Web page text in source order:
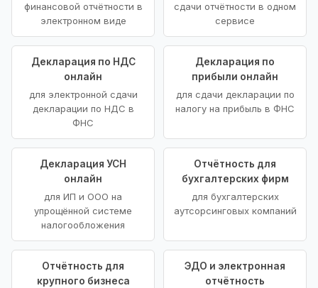
финансовой отчётности в
электронном виде
сдачи отчётности в одном
сервисе
Декларация по НДС
онлайн
для электронной сдачи
декларации по НДС в
ФНС
Декларация по
прибыли онлайн
для сдачи декларации по
налогу на прибыль в ФНС
Декларация УСН
онлайн
для ИП и ООО на
упрощённой системе
налогообложения
Отчётность для
бухгалтерских фирм
для бухгалтерских
аутсорсинговых компаний
Отчётность для
крупного бизнеса
ЭДО и электронная
отчётность